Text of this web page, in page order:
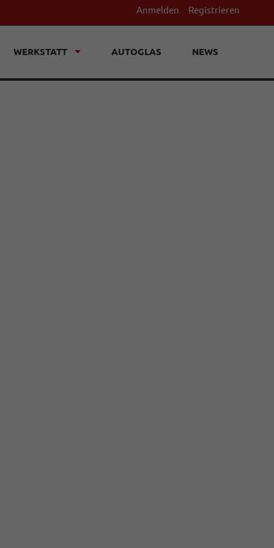
Anmelden Registrieren
WERKSTATT AUTOGLAS NEWS